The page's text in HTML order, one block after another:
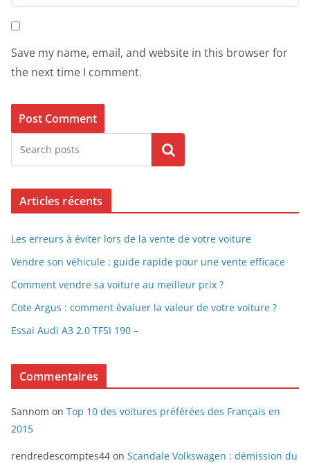
Save my name, email, and website in this browser for
the next time I comment.
Search
Articles récents
Les erreurs à éviter lors de la vente de votre voiture
Vendre son véhicule : guide rapide pour une vente efficace
Comment vendre sa voiture au meilleur prix ?
Cote Argus : comment évaluer la valeur de votre voiture ?
Essai Audi A3 2.0 TFSI 190 –
Commentaires
Sannom on Top 10 des voitures préférées des Français en
2015
rendredescomptes44 on Scandale Volkswagen : démission du